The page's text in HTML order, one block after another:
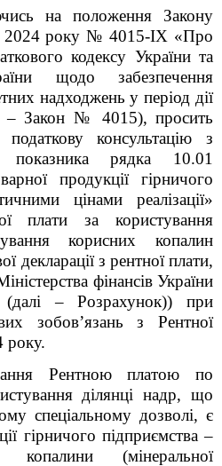
на положення Закону
2024 року № 4015-ІХ «Про
кодексу України та
щодо забезпечення
надходжень у період дії
– Закон № 4015), просить
податкову консультацію з
показника рядка 10.01
продукції гірничого
цінами реалізації»
плати за користування
корисних копалин
декларації з рентної плати,
фінансів України
– Розрахунок)) при
зобов’язань з Рентної
року.
Рентною платою по
ділянці надр, що
спеціальному дозволі, є
гірничого підприємства –
копалини (мінеральної